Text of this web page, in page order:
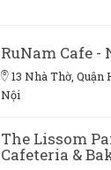
RuNam Cafe -
13 Nhà Thờ, Quận
Nội
The Lissom
Cafeteria &